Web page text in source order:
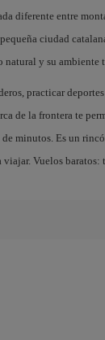
diferente entre
ciudad
natural y su
practicar
de la frontera te
minutos. Es un
viajar. Vuelos baratos: